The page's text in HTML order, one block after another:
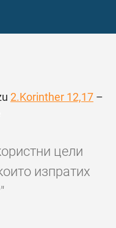
2.Korinther 12,17 –
цели
изпратих